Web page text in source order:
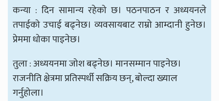
कन्या : दिन सामान्य रहेको छ। पठनपाठन र अध्ययनले
तपाईको उचाई बढ्नेछ। व्यवसायबाट राम्रो आम्दानी हुनेछ।
प्रेममा धोका पाइनेछ।
तुला : अध्ययनमा जोश बढ्नेछ। मानसम्मान पाइनेछ।
राजनीति क्षेत्रमा प्रतिस्पर्धी सक्रिय छन्, बोल्दा ख्याल
गर्नुहोला।